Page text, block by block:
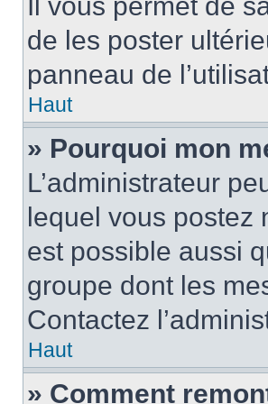
de les poster
panneau de
Haut
» Pourquoi mon
L’administrateur
lequel vous postez
est possible aussi
groupe dont les
Contactez
Haut
» Comment